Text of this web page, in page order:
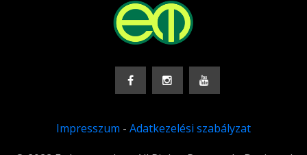
Impresszum - Adatkezelési szabályzat